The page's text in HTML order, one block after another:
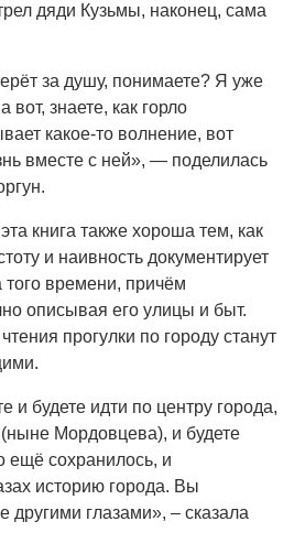
дяди Кузьмы, наконец, сама
за душу, понимаете? Я уже
вот, знаете, как горло
какое-то волнение, вот
вместе с ней», — поделилась
книга также хороша тем, как
и наивность документирует
времени, причём
описывая его улицы и быт.
прогулки по городу станут
и будете идти по центру города,
Мордовцева), и будете
ещё сохранилось, и
историю города. Вы
другими глазами», – сказала